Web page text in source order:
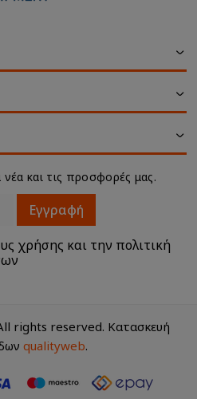
και τις προσφορές μας.
Εγγραφή
χρήσης και την πολιτική
rights reserved. Κατασκευή
qualityweb.